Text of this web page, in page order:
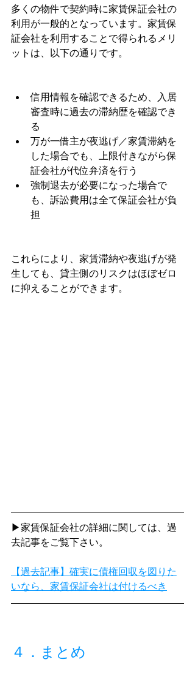
多くの物件で契約時に家賃保証会社の
利用が一般的となっています。家賃保
証会社を利用することで得られるメリ
ットは、以下の通りです。
信用情報を確認できるため、入居
審査時に過去の滞納歴を確認でき
る
万が一借主が夜逃げ／家賃滞納を
した場合でも、上限付きながら保
証会社が代位弁済を行う
強制退去が必要になった場合で
も、訴訟費用は全て保証会社が負
担
これらにより、家賃滞納や夜逃げが発
生しても、貸主側のリスクはほぼゼロ
に抑えることができます。
▶家賃保証会社の詳細に関しては、過
去記事をご覧下さい。
【過去記事】確実に債権回収を図りた
いなら、家賃保証会社は付けるべき
４．まとめ